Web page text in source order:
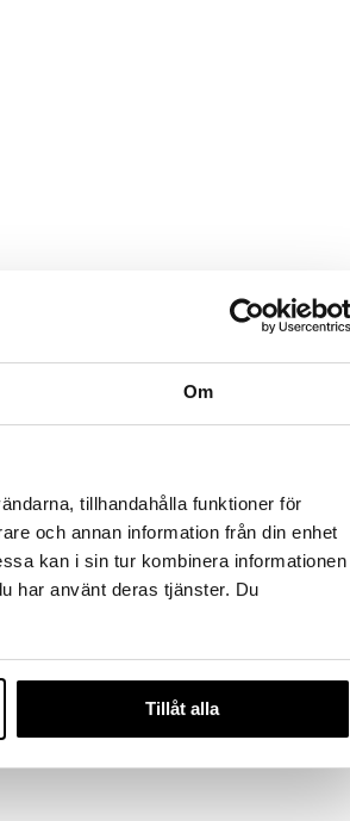
Om
tillhandahålla funktioner för
och annan information från din enhet
kan i sin tur kombinera informationen
har använt deras tjänster. Du
Tillåt alla
SPRING COPENHAGEN SPRING COPENHAGEN
48,79